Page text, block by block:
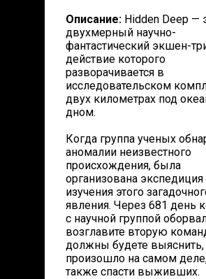
Описание: Hidden Deep —
двухмерный научно-
фантастический экшен-
действие которого
разворачивается в
исследовательском
двух километрах под
дном.
Когда группа ученых
аномалии неизвестного
происхождения, была
организована экспедиция
изучения этого
явления. Через 681 день
с научной группой
возглавите вторую
должны будете выяснить,
произошло на самом
также спасти выживших.